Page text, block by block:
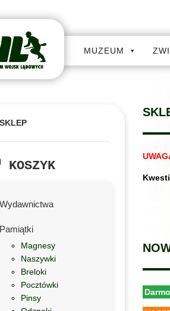
MUZEUM
SKLEP
KOSZYK
Wydawnictwa
Pamiątki
Magnesy
Naszywki
Breloki
Pocztówki
Pinsy